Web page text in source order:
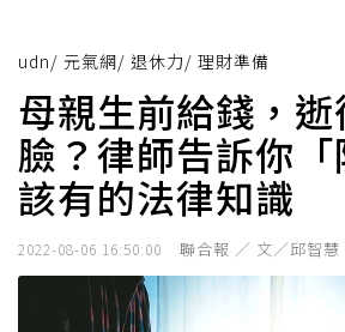
udn/ 元氣網/ 退休力/ 理財準備
母親生前給錢，
臉？律師告訴你「
該有的法律知識
2022-08-06 16:50:00 聯合報 ／ 文／邱智慧